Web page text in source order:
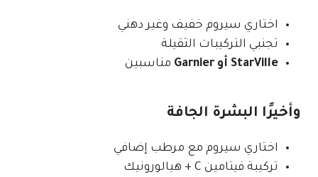
اختاري سيروم خفيف وغير دهني
تجنبي التركيبات الثقيلة
StarVille أو Garnier
مناسبين
وأخيرًا البشرة الجافة
اختاري سيروم مع مرطب إضافي
تركيبة فيتامين C + هيالورونيك